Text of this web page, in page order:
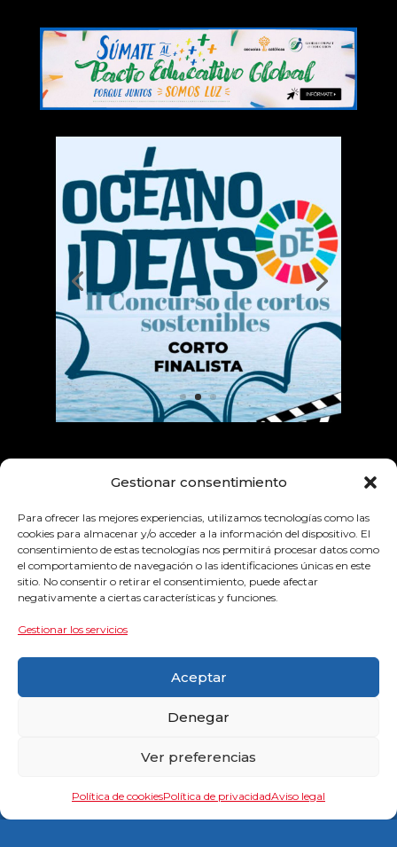
Gestionar consentimiento
Para ofrecer las mejores experiencias, utilizamos tecnologías como las
cookies para almacenar y/o acceder a la información del dispositivo. El
consentimiento de estas tecnologías nos permitirá procesar datos como
el comportamiento de navegación o las identificaciones únicas en este
sitio. No consentir o retirar el consentimiento, puede afectar
negativamente a ciertas características y funciones.
Gestionar los servicios
Aceptar
Denegar
Ver preferencias
Política de cookiesPolítica de privacidadAviso legal
Empresas colaboradoras